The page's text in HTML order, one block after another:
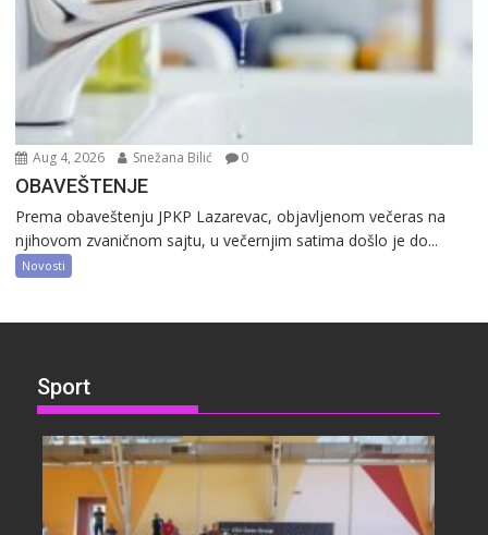
Aug 4, 2026 Snežana Bilić 0
OBAVEŠTENJE
Prema obaveštenju JPKP Lazarevac, objavljenom večeras na
njihovom zvaničnom sajtu, u večernjim satima došlo je do...
Novosti
Sport